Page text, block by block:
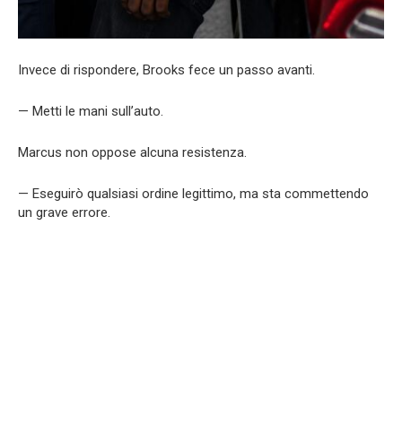
Invece di rispondere, Brooks fece un passo avanti.
— Metti le mani sull’auto.
Marcus non oppose alcuna resistenza.
— Eseguirò qualsiasi ordine legittimo, ma sta commettendo
un grave errore.